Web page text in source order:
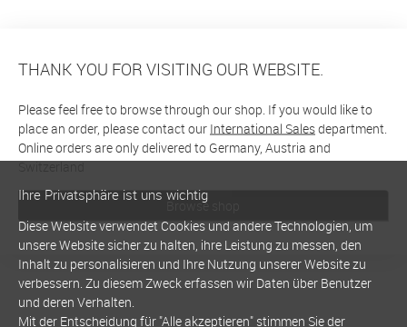
THANK YOU FOR VISITING OUR WEBSITE.
Please feel free to browse through our shop. If you would like to
place an order, please contact our International Salesdepartment.
Online orders are only delivered to Germany, Austria and
Switzerland
Browse shop
Ihre Privatsphäre ist uns wichtig
Diese Website verwendet Cookies und andere Technologien, um
unsere Website sicher zu halten, ihre Leistung zu messen, den
Inhalt zu personalisieren und Ihre Nutzung unserer Website zu
verbessern. Zu diesem Zweck erfassen wir Daten über Benutzer
und deren Verhalten.
Mit der Entscheidung für "Alle akzeptieren" stimmen Sie der